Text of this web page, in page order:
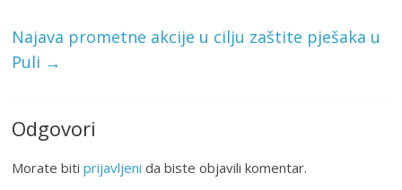
Najava prometne akcije u cilju zaštite pješaka u
Puli →
Odgovori
Morate bitiprijavljeni da biste objavili komentar.